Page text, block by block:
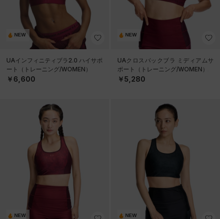
NEW
UAインフィニティブラ2.0 ハイサポ
ート（トレーニング/WOMEN）
￥6,600
NEW
UAクロスバックブラ ミディアムサ
ポート（トレーニング/WOMEN）
￥5,280
NEW NEW